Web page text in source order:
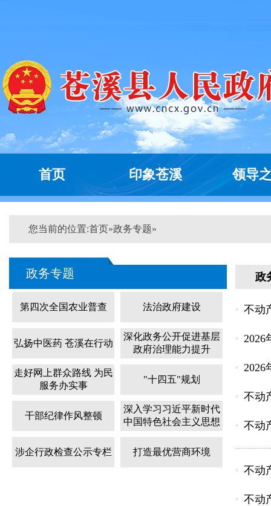
首页 印象苍溪 领导
您当前的位置:首页»政务专题»
政务专题
第四次全国农业普查 法治政府建设
弘扬中医药 苍溪在行动
深化政务公开促进基层
政府治理能力提升
走好网上群众路线 为民
服务办实事
"十四五"规划
干部纪律作风整顿
深入学习习近平新时代
中国特色社会主义思想
涉企行政检查公示专栏 打造最优营商环境
政
不动
2026
2026
不动
不动
不动
不动